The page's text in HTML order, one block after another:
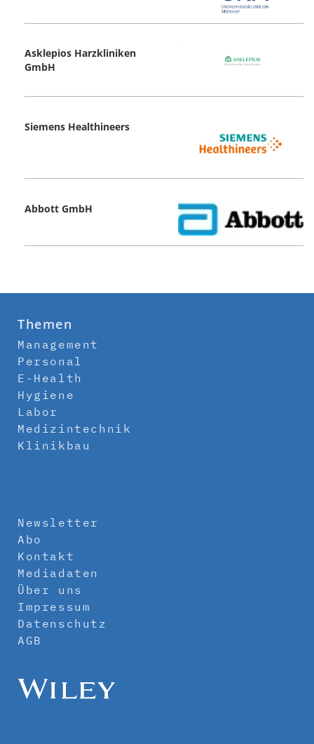
Asklepios Harzkliniken
GmbH
Siemens Healthineers
Abbott GmbH
Themen
Management
Personal
E-Health
Hygiene
Labor
Medizintechnik
Klinikbau
Newsletter
Abo
Kontakt
Mediadaten
Über uns
Impressum
Datenschutz
AGB